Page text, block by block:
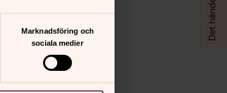
Marknadsföring och
sociala medier